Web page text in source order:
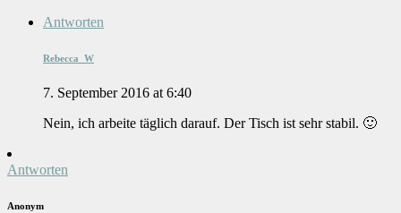
Antworten
Rebecca_W
7. September 2016 at 6:40
Nein, ich arbeite täglich darauf. Der Tisch ist sehr stabil. 🙂
Antworten
Anonym